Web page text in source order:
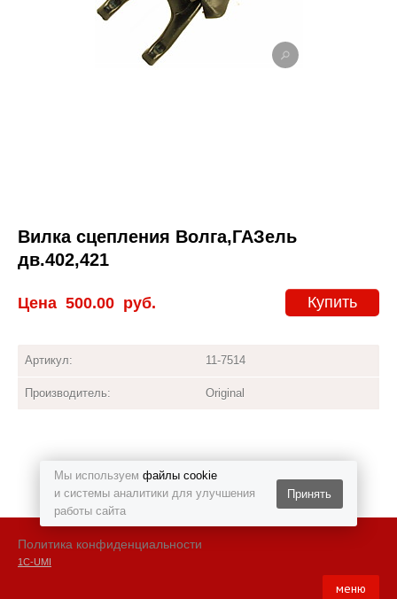
Мы используем файлы cookie
и системы аналитики для улучшения
работы сайта
Принять
Вилка сцепления Волга,ГАЗель
дв.402,421
Купить
Цена 500.00 руб.
Артикул: 11-7514
Производитель: Original
Политика конфиденциальности
1С-UMI
меню